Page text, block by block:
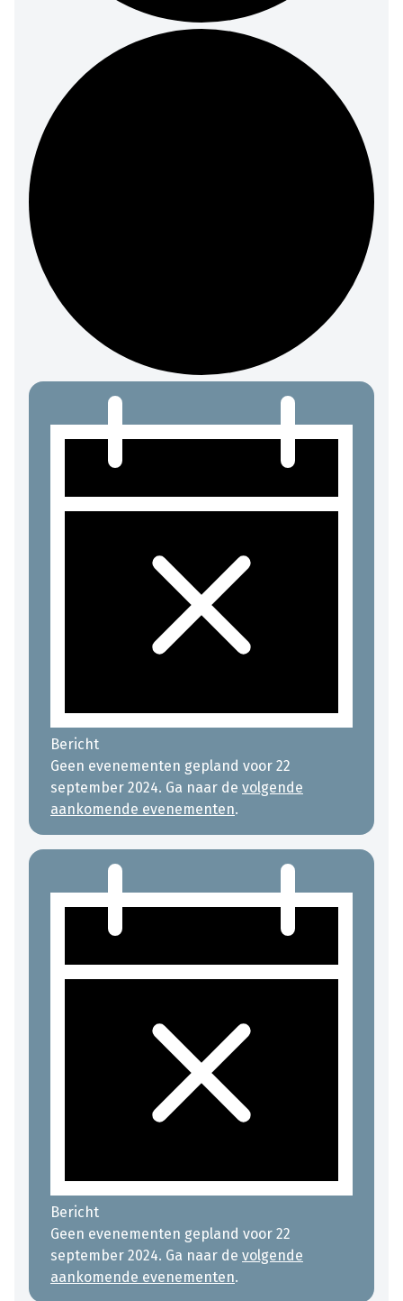
Bericht
Geen evenementen gepland voor 22
september 2024. Ga naar de volgende
aankomende evenementen.
Bericht
Geen evenementen gepland voor 22
september 2024. Ga naar de volgende
aankomende evenementen.